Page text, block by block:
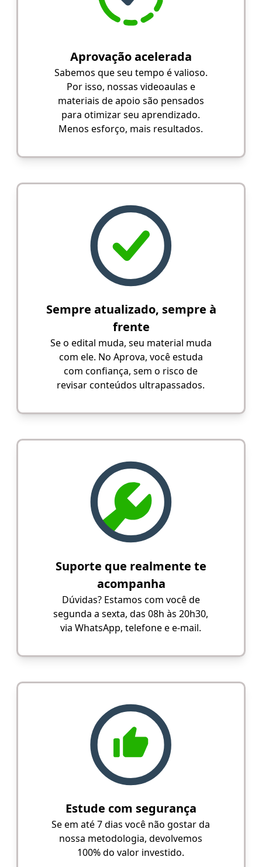
Aprovação acelerada
Sabemos que seu tempo é valioso.
Por isso, nossas videoaulas e
materiais de apoio são pensados
para otimizar seu aprendizado.
Menos esforço, mais resultados.
Sempre atualizado, sempre à
frente
Se o edital muda, seu material muda
com ele. No Aprova, você estuda
com confiança, sem o risco de
revisar conteúdos ultrapassados.
Suporte que realmente te
acompanha
Dúvidas? Estamos com você de
segunda a sexta, das 08h às 20h30,
via WhatsApp, telefone e e-mail.
Estude com segurança
Se em até 7 dias você não gostar da
nossa metodologia, devolvemos
100% do valor investido.